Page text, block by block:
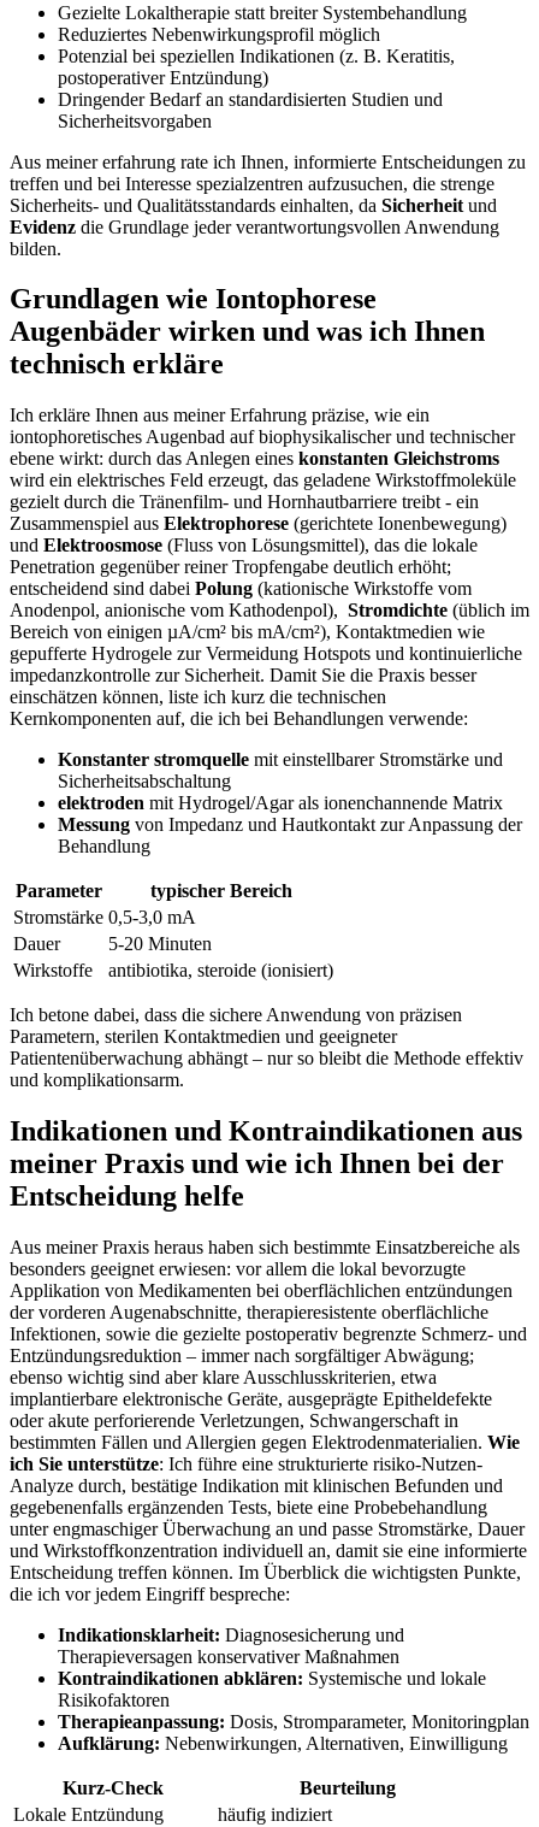
Gezielte Lokaltherapie‍ statt breiter Systembehandlung
Reduziertes Nebenwirkungsprofil möglich
Potenzial bei speziellen Indikationen (z. B. Keratitis,
postoperativer Entzündung)
Dringender Bedarf an standardisierten ​Studien und
Sicherheitsvorgaben
Aus meiner erfahrung⁤ rate ich Ihnen, informierte⁤ Entscheidungen zu​
treffen und bei Interesse spezialzentren aufzusuchen, die strenge
⁣Sicherheits‑ und⁣ Qualitätsstandards einhalten, da Sicherheit und
Evidenz die Grundlage jeder verantwortungsvollen Anwendung
bilden.
Grundlagen ⁣wie Iontophorese
Augenbäder wirken und was ich ‌Ihnen
technisch erkläre
Ich erkläre Ihnen⁤ aus​ meiner Erfahrung präzise, ⁤wie ein
iontophoretisches Augenbad auf‌ biophysikalischer und technischer
⁢ebene wirkt: durch ⁢das Anlegen⁣ eines konstanten Gleichstroms
wird ein elektrisches⁣ Feld erzeugt, das geladene Wirkstoffmoleküle
gezielt durch die Tränenfilm- und Hornhautbarriere ⁢treibt -⁣ ein
Zusammenspiel⁢ aus Elektrophorese (gerichtete ⁢Ionenbewegung)
⁣und Elektroosmose (Fluss von⁤ Lösungsmittel), das die⁤ lokale
⁢Penetration gegenüber reiner Tropfengabe deutlich erhöht;
entscheidend sind ‌dabei‍ Polung (kationische⁤ Wirkstoffe vom
Anodenpol, anionische vom Kathodenpol), ‍ Stromdichte (üblich im
⁢Bereich von⁤ einigen µA/cm² bis mA/cm²), Kontaktmedien wie
gepufferte Hydrogele zur Vermeidung Hotspots und kontinuierliche
‍impedanzkontrolle zur Sicherheit. Damit Sie⁣ die Praxis besser
einschätzen können, liste‌ ich ​kurz die technischen
Kernkomponenten auf, die ich ​bei ​Behandlungen verwende:
Konstanter ⁣stromquelle mit einstellbarer Stromstärke und
Sicherheitsabschaltung
elektroden mit Hydrogel/Agar als ionenchannende Matrix
Messung von Impedanz und Hautkontakt zur Anpassung der
Behandlung
Parameter
typischer Bereich
Stromstärke 0,5-3,0 mA
Dauer
5-20 Minuten
Wirkstoffe
antibiotika, steroide (ionisiert)
Ich betone dabei,‍ dass die sichere Anwendung von präzisen⁣
Parametern, sterilen⁤ Kontaktmedien und​ geeigneter
Patientenüberwachung ‌abhängt – nur ⁤so bleibt die Methode effektiv
und komplikationsarm.
Indikationen und Kontraindikationen aus
meiner Praxis und wie ich Ihnen bei der
Entscheidung helfe
Aus meiner Praxis heraus haben sich bestimmte Einsatzbereiche‌ als
besonders‍ geeignet erwiesen: ‌vor allem die ⁣lokal bevorzugte
Applikation von Medikamenten bei⁢ oberflächlichen ⁣entzündungen
der vorderen Augenabschnitte, therapieresistente ⁢oberflächliche
Infektionen, sowie die gezielte postoperativ begrenzte Schmerz- und
⁣Entzündungsreduktion – immer​ nach sorgfältiger Abwägung;
ebenso‌ wichtig sind aber klare ​Ausschlusskriterien, etwa
⁢implantierbare ‌elektronische Geräte, ausgeprägte Epitheldefekte
⁣oder ‌akute ‌perforierende⁤ Verletzungen,​ Schwangerschaft in
⁢bestimmten Fällen und Allergien ‍gegen Elektrodenmaterialien. Wie
ich Sie unterstütze: Ich führe eine strukturierte risiko-Nutzen-
Analyze durch, bestätige Indikation mit klinischen Befunden und
gegebenenfalls ergänzenden Tests, biete eine‍ Probebehandlung
unter​ engmaschiger Überwachung an und​ passe⁣ Stromstärke, ​Dauer
und Wirkstoffkonzentration individuell ​an, damit​ sie ⁤eine ⁣informierte
Entscheidung treffen können. Im Überblick die wichtigsten Punkte,
die ich vor jedem Eingriff bespreche:
Indikationsklarheit: Diagnosesicherung und
Therapieversagen ⁣konservativer Maßnahmen
Kontraindikationen abklären: Systemische und lokale
⁢Risikofaktoren
Therapieanpassung: ⁢Dosis, Stromparameter, Monitoringplan
Aufklärung: Nebenwirkungen, Alternativen, ‍Einwilligung
Kurz-Check
Beurteilung
Lokale Entzündung
häufig indiziert